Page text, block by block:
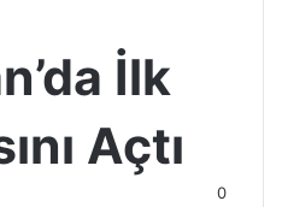
İlk
Açtı
0